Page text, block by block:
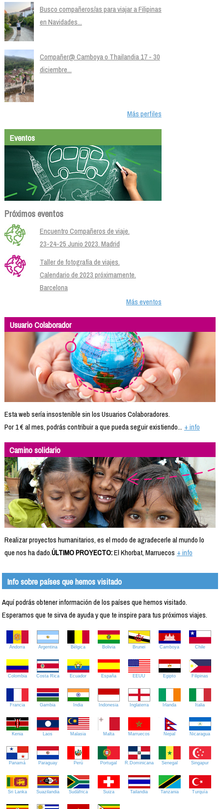
Busco compañeros/as para viajar a Filipinas
en Navidades...
Compañer@ Camboya o Thailandia 17 - 30
diciembre...
Más perfiles
Eventos
Próximos eventos
Encuentro Compañeros de viaje.
23-24-25 Junio 2023. Madrid
Taller de fotografía de viajes.
Calendario de 2023 próximamente.
Barcelona
Más eventos
Usuario Colaborador
Esta web sería insostenible sin los Usuarios Colaboradores.
Por 1 € al mes, podrás contribuir a que pueda seguir existiendo... + info
Camino solidario
Realizar proyectos humanitarios, es el modo de agradecerle al mundo lo
que nos ha dado.ÚLTIMO PROYECTO:El Khorbat, Marruecos + info
Info sobre países que hemos visitado
Aquí podrás obtener información de los países que hemos visitado.
Esperamos que te sirva de ayuda y que te inspire para tus próximos viajes.
Andorra Argentina Bélgica Bolivia Brunei Camboya Chile
Colombia Costa Rica Ecuador España EEUU Egipto Filipinas
Francia Gambia India Indonesia Inglaterra Irlanda Italia
Kenia Laos Malasia Malta Marruecos Nepal Nicaragua
Panamá Paraguay Perú Portugal R.Dominicana Senegal Singapur
Sri Lanka Suazilandia Sudáfrica Suiza Tailandia Tanzania Turquía